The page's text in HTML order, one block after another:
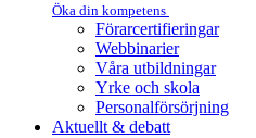
Öka din kompetens
Förarcertifieringar
Webbinarier
Våra utbildningar
Yrke och skola
Personalförsörjning
Aktuellt & debatt